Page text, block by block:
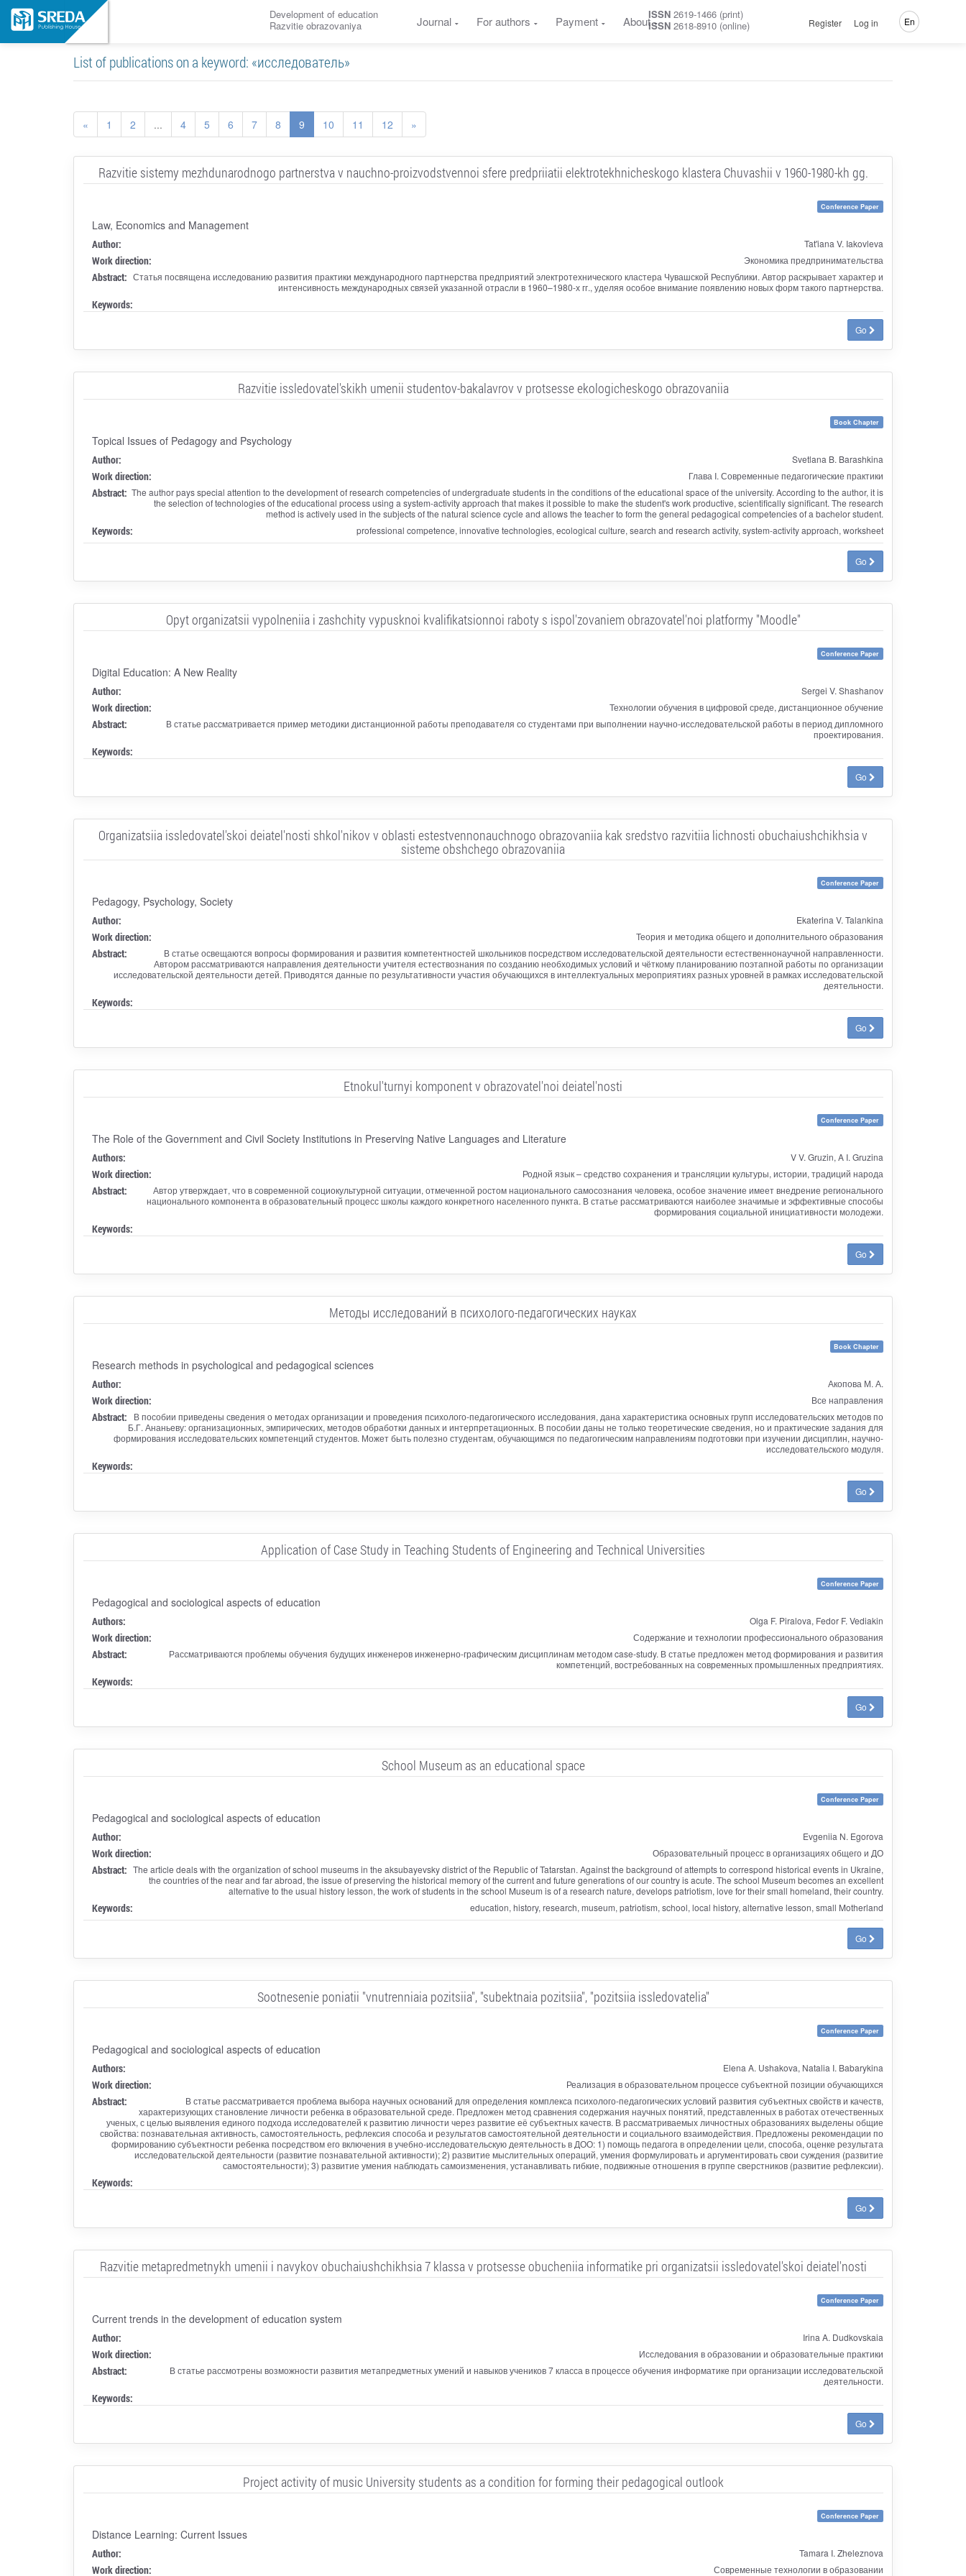
Development of education
Razvitie obrazovaniya
Journal For authors Payment AboutISSN 2619-1466 (print)
ISSN 2618-8910 (online) Register Log in En
List of publications on a keyword: «исследователь»
« 1 2 ... 4 5 6 7 8 9 10 11 12 »
Razvitie sistemy mezhdunarodnogo partnerstva v nauchno-proizvodstvennoi sfere predpriiatii elektrotekhnicheskogo klastera Chuvashii v 1960-1980-kh gg.
Conference Paper
Law, Economics and Management
Author: Tat'iana V. Iakovleva
Work direction: Экономика предпринимательства
Abstract: Статья посвящена исследованию развития практики международного партнерства предприятий электротехнического кластера Чувашской Республики. Автор раскрывает характер и
интенсивность международных связей указанной отрасли в 1960–1980-х гг., уделяя особое внимание появлению новых форм такого партнерства.
Keywords:
Go
Razvitie issledovatel'skikh umenii studentov-bakalavrov v protsesse ekologicheskogo obrazovaniia
Book Chapter
Topical Issues of Pedagogy and Psychology
Author: Svetlana B. Barashkina
Work direction: Глава I. Современные педагогические практики
Abstract: The author pays special attention to the development of research competencies of undergraduate students in the conditions of the educational space of the university. According to the author, it is
the selection of technologies of the educational process using a system-activity approach that makes it possible to make the student's work productive, scientifically significant. The research
method is actively used in the subjects of the natural science cycle and allows the teacher to form the general pedagogical competencies of a bachelor student.
Keywords: professional competence, innovative technologies, ecological culture, search and research activity, system-activity approach, worksheet
Go
Opyt organizatsii vypolneniia i zashchity vypusknoi kvalifikatsionnoi raboty s ispol'zovaniem obrazovatel'noi platformy "Moodle"
Conference Paper
Digital Education: A New Reality
Author: Sergei V. Shashanov
Work direction: Технологии обучения в цифровой среде, дистанционное обучение
Abstract:
В статье рассматривается пример методики дистанционной работы преподавателя со студентами при выполнении научно-исследовательской работы в период дипломного
проектирования.
Keywords:
Go
Organizatsiia issledovatel'skoi deiatel'nosti shkol'nikov v oblasti estestvennonauchnogo obrazovaniia kak sredstvo razvitiia lichnosti obuchaiushchikhsia v
sisteme obshchego obrazovaniia
Conference Paper
Pedagogy, Psychology, Society
Author: Ekaterina V. Talankina
Work direction: Теория и методика общего и дополнительного образования
Abstract:
В статье освещаются вопросы формирования и развития компетентностей школьников посредством исследовательской деятельности естественнонаучной направленности.
Автором рассматриваются направления деятельности учителя естествознания по созданию необходимых условий и чёткому планированию поэтапной работы по организации
исследовательской деятельности детей. Приводятся данные по результативности участия обучающихся в интеллектуальных мероприятиях разных уровней в рамках исследовательской
деятельности.
Keywords:
Go
Etnokul'turnyi komponent v obrazovatel'noi deiatel'nosti
Conference Paper
The Role of the Government and Civil Society Institutions in Preserving Native Languages and Literature
Authors: V V. Gruzin, A I. Gruzina
Work direction: Родной язык – средство сохранения и трансляции культуры, истории, традиций народа
Abstract:
Автор утверждает, что в современной социокультурной ситуации, отмеченной ростом национального самосознания человека, особое значение имеет внедрение регионального
национального компонента в образовательный процесс школы каждого конкретного населенного пункта. В статье рассматриваются наиболее значимые и эффективные способы
формирования социальной инициативности молодежи.
Keywords:
Go
Методы исследований в психолого-педагогических науках
Book Chapter
Research methods in psychological and pedagogical sciences
Author: Акопова М. А.
Work direction: Все направления
Abstract:
В пособии приведены сведения о методах организации и проведения психолого-педагогического исследования, дана характеристика основных групп исследовательских методов по
Б.Г. Ананьеву: организационных, эмпирических, методов обработки данных и интерпретационных. В пособии даны не только теоретические сведения, но и практические задания для
формирования исследовательских компетенций студентов. Может быть полезно студентам, обучающимся по педагогическим направлениям подготовки при изучении дисциплин, научно-
исследовательского модуля.
Keywords:
Go
Application of Case Study in Teaching Students of Engineering and Technical Universities
Conference Paper
Pedagogical and sociological aspects of education
Authors: Olga F. Piralova, Fedor F. Vediakin
Work direction: Содержание и технологии профессионального образования
Abstract:
Рассматриваются проблемы обучения будущих инженеров инженерно-графическим дисциплинам методом case-study. В статье предложен метод формирования и развития
компетенций, востребованных на современных промышленных предприятиях.
Keywords:
Go
School Museum as an educational space
Conference Paper
Pedagogical and sociological aspects of education
Author: Evgeniia N. Egorova
Work direction: Образовательный процесс в организациях общего и ДО
Abstract: The article deals with the organization of school museums in the aksubayevsky district of the Republic of Tatarstan. Against the background of attempts to correspond historical events in Ukraine,
the countries of the near and far abroad, the issue of preserving the historical memory of the current and future generations of our country is acute. The school Museum becomes an excellent
alternative to the usual history lesson, the work of students in the school Museum is of a research nature, develops patriotism, love for their small homeland, their country.
Keywords: education, history, research, museum, patriotism, school, local history, alternative lesson, small Motherland
Go
Sootnesenie poniatii "vnutrenniaia pozitsiia", "subektnaia pozitsiia", "pozitsiia issledovatelia"
Conference Paper
Pedagogical and sociological aspects of education
Authors: Elena A. Ushakova, Natalia I. Babarykina
Work direction: Реализация в образовательном процессе субъектной позиции обучающихся
Abstract:
В статье рассматривается проблема выбора научных оснований для определения комплекса психолого-педагогических условий развития субъектных свойств и качеств,
характеризующих становление личности ребенка в образовательной среде. Предложен метод сравнения содержания научных понятий, представленных в работах отечественных
ученых, с целью выявления единого подхода исследователей к развитию личности через развитие её субъектных качеств. В рассматриваемых личностных образованиях выделены общие
свойства: познавательная активность, самостоятельность, рефлексия способа и результатов самостоятельной деятельности и социального взаимодействия. Предложены рекомендации по
формированию субъектности ребенка посредством его включения в учебно-исследовательскую деятельность в ДОО: 1) помощь педагога в определении цели, способа, оценке результата
исследовательской деятельности (развитие познавательной активности); 2) развитие мыслительных операций, умения формулировать и аргументировать свои суждения (развитие
самостоятельности); 3) развитие умения наблюдать самоизменения, устанавливать гибкие, подвижные отношения в группе сверстников (развитие рефлексии).
Keywords:
Go
Razvitie metapredmetnykh umenii i navykov obuchaiushchikhsia 7 klassa v protsesse obucheniia informatike pri organizatsii issledovatel'skoi deiatel'nosti
Conference Paper
Current trends in the development of education system
Author: Irina A. Dudkovskaia
Work direction: Исследования в образовании и образовательные практики
Abstract:
В статье рассмотрены возможности развития метапредметных умений и навыков учеников 7 класса в процессе обучения информатике при организации исследовательской
деятельности.
Keywords:
Go
Project activity of music University students as a condition for forming their pedagogical outlook
Conference Paper
Distance Learning: Current Issues
Author: Tamara I. Zheleznova
Work direction: Современные технологии в образовании